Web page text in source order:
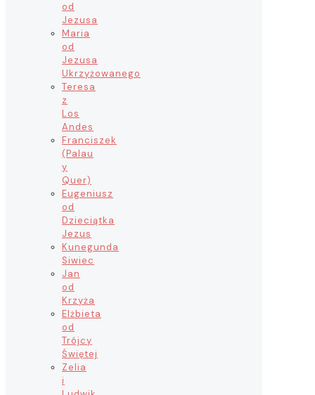
od
Jezusa
Maria
od
Jezusa
Ukrzyżowanego
Teresa
z
Los
Andes
Franciszek
(Palau
y
Quer)
Eugeniusz
od
Dzieciątka
Jezus
Kunegunda
Siwiec
Jan
od
Krzyża
Elżbieta
od
Trójcy
Świętej
Zelia
i